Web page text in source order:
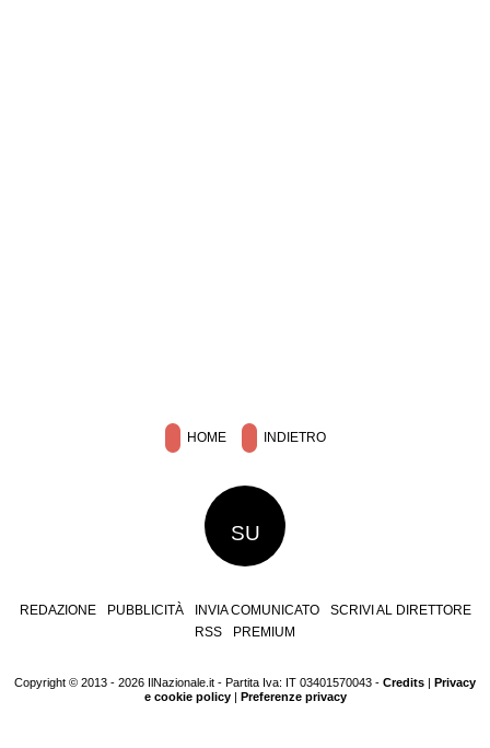
HOME INDIETRO
SU
REDAZIONE PUBBLICITÀ INVIA COMUNICATO
SCRIVI AL DIRETTORE
RSS
PREMIUM
Copyright © 2013 - 2026 IlNazionale.it - Partita Iva: IT 03401570043 - Credits
Privacy
e cookie policy| Preferenze privacy